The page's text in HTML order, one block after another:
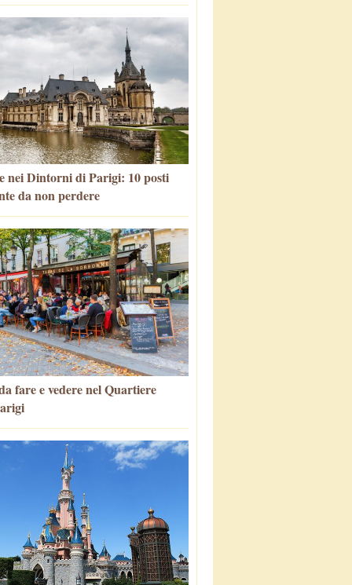
nei Dintorni di Parigi: 10 posti
da non perdere
fare e vedere nel Quartiere